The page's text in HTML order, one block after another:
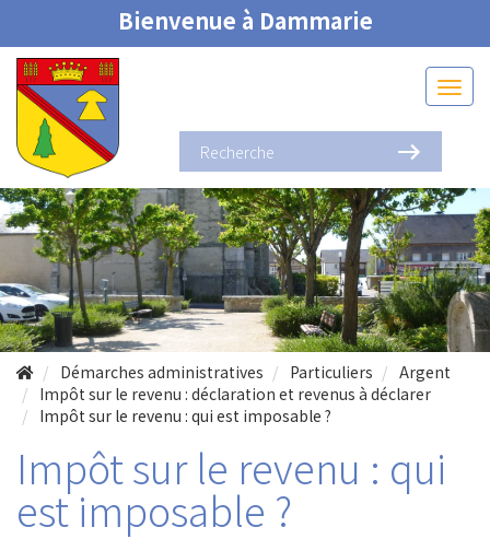
Bienvenue à Dammarie
Démarches administratives Particuliers
Argent
Impôt sur le revenu : déclaration et revenus à déclarer
Impôt sur le revenu : qui est imposable ?
Impôt sur le revenu : qui
est imposable ?